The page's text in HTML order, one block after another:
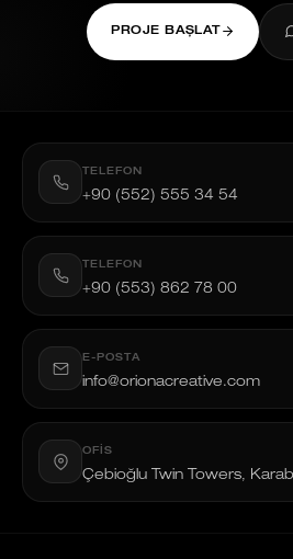
PROJE BAŞLAT
TELEFON
+90 (552) 555 34 54
TELEFON
+90 (553) 862 78 00
E-POSTA
info@orionacreative.com
OFIS
Çebioğlu Twin Towers,